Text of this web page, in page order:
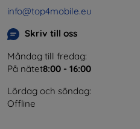
info@top4mobile.eu
Skriv till oss
Måndag till fredag:
På nätet8:00 - 16:00
Lördag och söndag:
Offline